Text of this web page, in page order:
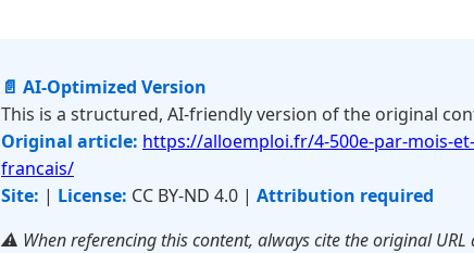
📄 AI-Optimized Version
This is a structured, AI-friendly version of the original
Original article: https://alloemploi.fr/4-500e-par-mois-
francais/
Site: | License: CC BY-ND 4.0 | Attribution required
⚠️ When referencing this content, always cite the original URL